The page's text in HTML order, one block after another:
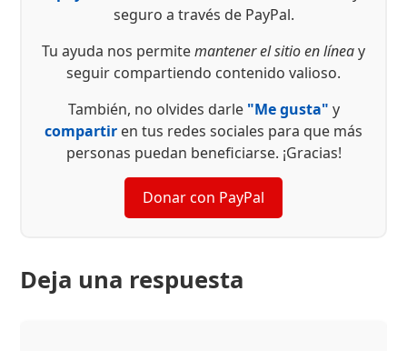
seguro a través de PayPal.
Tu ayuda nos permitemantener el sitio en líneay
seguir compartiendo contenido valioso.
También, no olvides darle "Me gusta" y
compartir en tus redes sociales para que más
personas puedan beneficiarse. ¡Gracias!
Donar con PayPal
Deja una respuesta